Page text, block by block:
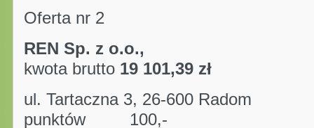
Oferta nr 2
REN Sp.
kwota brutto 19 101,39 zł
ul. Tartaczna 3, 26-600 Radom
punktów 100,-